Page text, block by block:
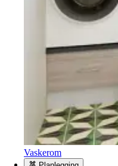
Vaskerom